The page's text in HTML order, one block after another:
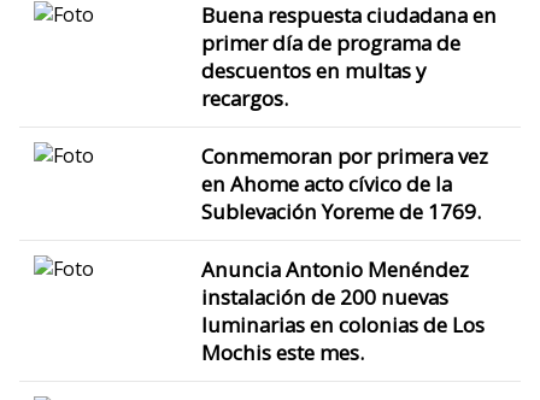
Buena respuesta ciudadana en
primer día de programa de
descuentos en multas y
recargos.
Conmemoran por primera vez
en Ahome acto cívico de la
Sublevación Yoreme de 1769.
Anuncia Antonio Menéndez
instalación de 200 nuevas
luminarias en colonias de Los
Mochis este mes.